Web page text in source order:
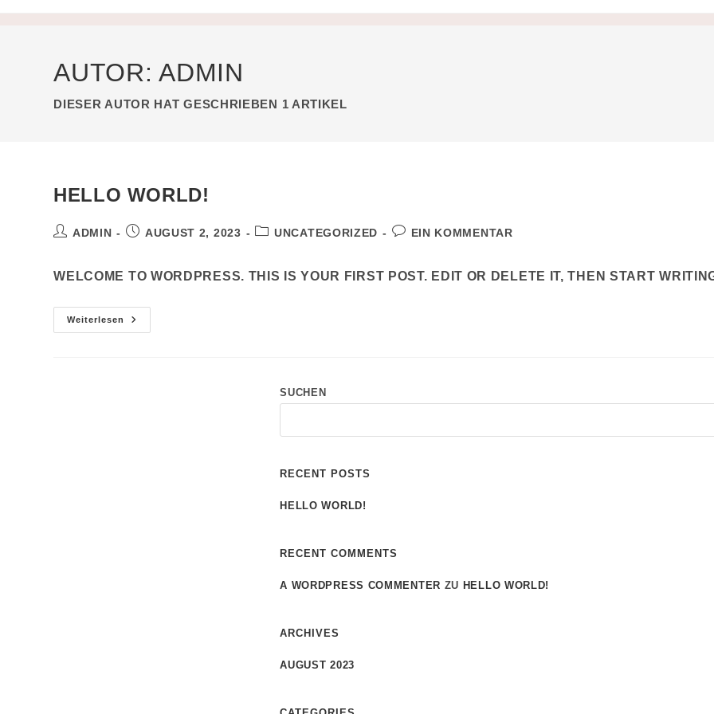
AUTOR:ADMIN
DIESER AUTOR HAT GESCHRIEBEN 1 ARTIKEL
HELLO WORLD!
ADMIN AUGUST 2, 2023 UNCATEGORIZED EIN KOMMENTAR
WELCOME TO WORDPRESS. THIS IS YOUR FIRST POST. EDIT OR DELETE IT, THEN START
Weiterlesen
SUCHEN
RECENT POSTS
HELLO WORLD!
RECENT COMMENTS
A WORDPRESS COMMENTER ZU HELLO WORLD!
ARCHIVES
AUGUST 2023